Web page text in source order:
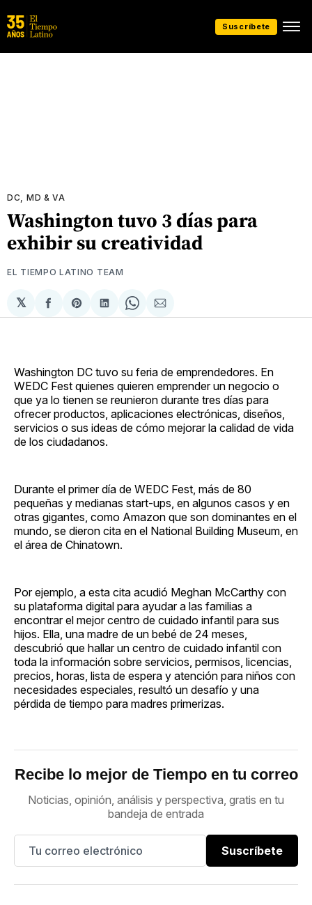
Suscríbete
DC, MD & VA
Washington tuvo 3 días para
exhibir su creatividad
EL TIEMPO LATINO TEAM
𝕏
Compartir
en
Share
on
Compartir
en
Share
on
Compartir
via
Washington DC tuvo su feria de emprendedores. En
WEDC Fest quienes quieren emprender un negocio o
que ya lo tienen se reunieron durante tres días para
ofrecer productos, aplicaciones electrónicas, diseños,
servicios o sus ideas de cómo mejorar la calidad de vida
de los ciudadanos.
Durante el primer día de WEDC Fest, más de 80
pequeñas y medianas start-ups, en algunos casos y en
otras gigantes, como Amazon que son dominantes en el
mundo, se dieron cita en el National Building Museum, en
el área de Chinatown.
Por ejemplo, a esta cita acudió Meghan McCarthy con
su plataforma digital para ayudar a las familias a
encontrar el mejor centro de cuidado infantil para sus
hijos. Ella, una madre de un bebé de 24 meses,
descubrió que hallar un centro de cuidado infantil con
toda la información sobre servicios, permisos, licencias,
precios, horas, lista de espera y atención para niños con
necesidades especiales, resultó un desafío y una
pérdida de tiempo para madres primerizas.
Recibe lo mejor de Tiempo en tu correo
Noticias, opinión, análisis y perspectiva, gratis en tu
bandeja de entrada
Suscríbete